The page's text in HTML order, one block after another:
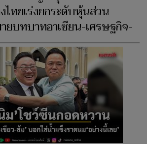
ไทยเร่งยกระดับหุ้นส่วน
ยบทบาทอาเซียน-เศรษฐกิจ-